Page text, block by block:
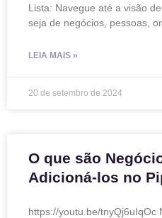
Lista: Navegue até a visão
seja de negócios, pessoas,
LEIA MAIS »
20 de setembro de 2024
O que são
Adicioná-los no
https://youtu.be/tnyQj6uIqOc